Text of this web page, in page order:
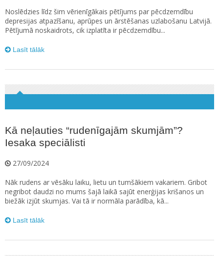
Noslēdzies līdz šim vērienīgākais pētījums par pēcdzemdību
depresijas atpazīšanu, aprūpes un ārstēšanas uzlabošanu Latvijā.
Pētījumā noskaidrots, cik izplatīta ir pēcdzemdību...
Lasīt tālāk
Kā neļauties “rudenīgajām skumjām”?
Iesaka speciālisti
27/09/2024
Nāk rudens ar vēsāku laiku, lietu un tumšākiem vakariem. Gribot
negribot daudzi no mums šajā laikā sajūt enerģijas krišanos un
biežāk izjūt skumjas. Vai tā ir normāla parādība, kā...
Lasīt tālāk